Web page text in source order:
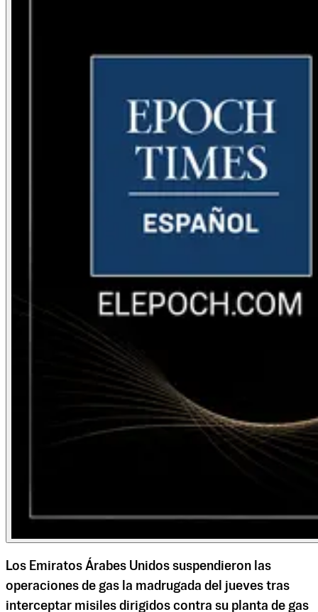
Los Emiratos Árabes Unidos suspendieron las
operaciones de gas la madrugada del jueves tras
interceptar misiles dirigidos contra su planta de gas